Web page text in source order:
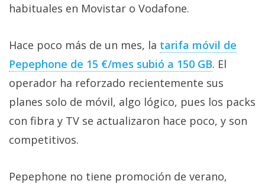
habituales en Movistar o Vodafone.
Hace poco más de un mes, la tarifa móvil de
Pepephone de 15 €/mes subió a 150 GB‎. El
operador ha reforzado recientemente sus
planes solo de móvil, algo lógico, pues los packs
con fibra y TV se actualizaron hace poco, y son
competitivos.
Pepephone no tiene promoción de verano,